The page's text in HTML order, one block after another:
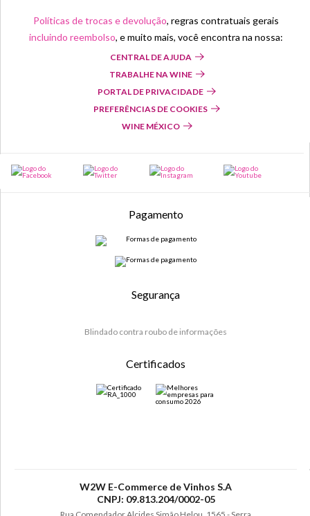
Políticas de trocas e devolução, regras contratuais gerais
incluindo reembolso, e muito mais, você encontra na nossa:
CENTRAL DE AJUDA
TRABALHE NA WINE
PORTAL DE PRIVACIDADE
PREFERÊNCIAS DE COOKIES
WINE MÉXICO
Pagamento
Segurança
Blindado contra roubo de informações
Certificados
W2W E-Commerce de Vinhos S.A
CNPJ: 09.813.204/0002-05